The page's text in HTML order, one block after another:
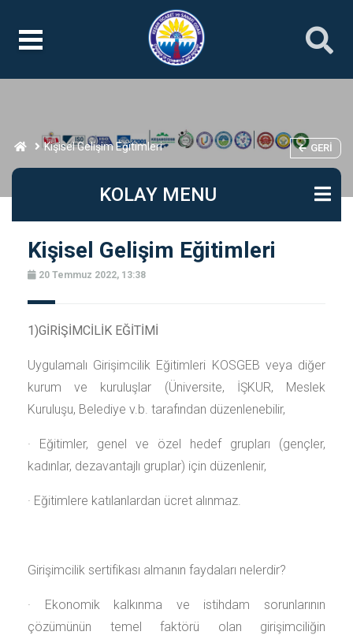
Kişisel Gelişim Eğitimleri GERI
KOLAY MENU
Kişisel Gelişim Eğitimleri
20 Temmuz 2022, 13:38
1)GİRİŞİMCİLİK EĞİTİMİ
Uygulamalı Girişimcilik Eğitimleri KOSGEB veya diğer
kurum ve kuruluşlar (Üniversite, İŞKUR, Meslek
Kuruluşu, Belediye v.b. tarafından düzenlenebilir,
· Eğitimler, genel ve özel hedef grupları (gençler,
kadınlar, dezavantajlı gruplar) için düzenlenir,
· Eğitimlere katılanlardan ücret alınmaz.
Girişimcilik sertifikası almanın faydaları nelerdir?
· Ekonomik kalkınma ve istihdam sorunlarının
çözümünün temel faktörü olan girişimciliğin